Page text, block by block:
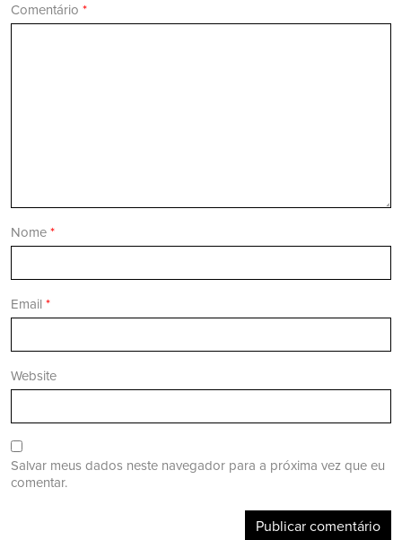
Comentário *
Nome *
Email *
Website
Salvar meus dados neste navegador para a próxima vez que eu
comentar.